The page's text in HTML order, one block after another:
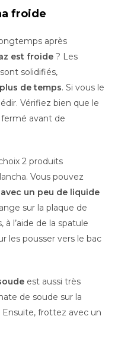
froide
après
est froide ? Les
solidifiés,
de temps. Si vous le
Vérifiez bien que le
avant de
2 produits
Vous pouvez
un peu de liquide
sur la plaque de
l’aide de la spatule
les pousser vers le bac
est aussi très
de soude sur la
frottez avec un